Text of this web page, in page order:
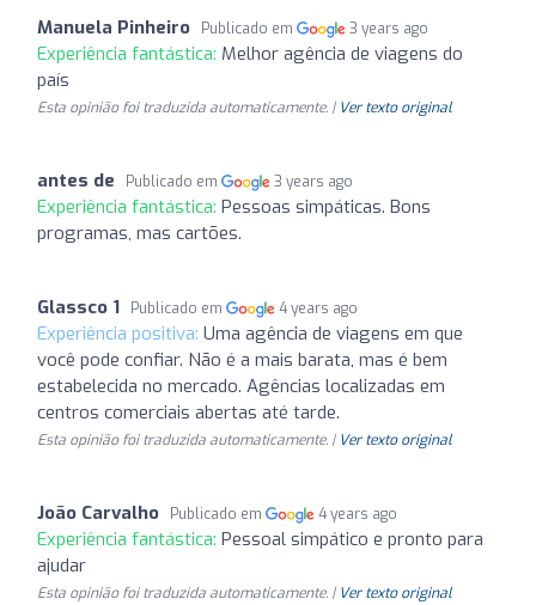
Manuela Pinheiro Publicado em 3 years ago
Experiência fantástica: Melhor agência de viagens do
país
Esta opinião foi traduzida automaticamente. | Ver texto original
antes de Publicado em 3 years ago
Experiência fantástica: Pessoas simpáticas. Bons
programas, mas cartões.
Glassco 1 Publicado em 4 years ago
Experiência positiva: Uma agência de viagens em que
você pode confiar. Não é a mais barata, mas é bem
estabelecida no mercado. Agências localizadas em
centros comerciais abertas até tarde.
Esta opinião foi traduzida automaticamente. | Ver texto original
João Carvalho Publicado em 4 years ago
Experiência fantástica: Pessoal simpático e pronto para
ajudar
Esta opinião foi traduzida automaticamente. | Ver texto original